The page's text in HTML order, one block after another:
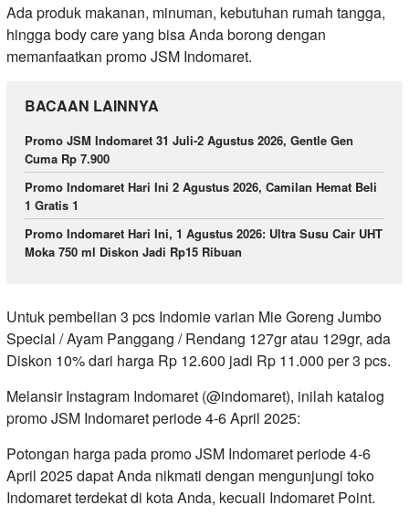
Ada produk makanan, minuman, kebutuhan rumah tangga,
hingga body care yang bisa Anda borong dengan
memanfaatkan promo JSM Indomaret.
BACAAN LAINNYA
Promo JSM Indomaret 31 Juli-2 Agustus 2026, Gentle Gen
Cuma Rp 7.900
Promo Indomaret Hari Ini 2 Agustus 2026, Camilan Hemat Beli
1 Gratis 1
Promo Indomaret Hari Ini, 1 Agustus 2026: Ultra Susu Cair UHT
Moka 750 ml Diskon Jadi Rp15 Ribuan
Untuk pembelian 3 pcs Indomie varian Mie Goreng Jumbo
Special / Ayam Panggang / Rendang 127gr atau 129gr, ada
Diskon 10% dari harga Rp 12.600 jadi Rp 11.000 per 3 pcs.
Melansir Instagram Indomaret (@indomaret), inilah katalog
promo JSM Indomaret periode 4-6 April 2025:
Potongan harga pada promo JSM Indomaret periode 4-6
April 2025 dapat Anda nikmati dengan mengunjungi toko
Indomaret terdekat di kota Anda, kecuali Indomaret Point.